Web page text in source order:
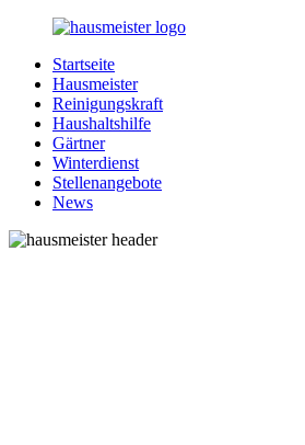
Zurück
Inhalt
Hausmeister.de
Alles
rund
Ihren
Haushalt
Startseite
Hausmeister
Reinigungskraft
Haushaltshilfe
Gärtner
Winterdienst
Stellenangebote
News